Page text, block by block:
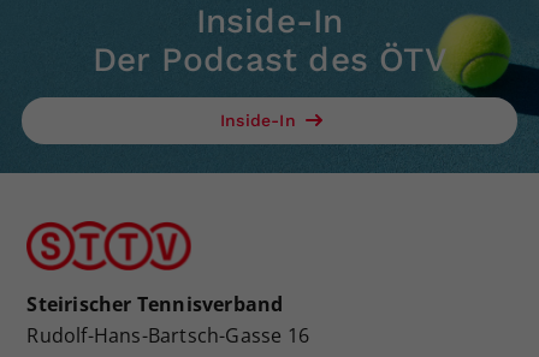
Inside-In
Der Podcast des ÖTV
Inside-In
Steirischer Tennisverband
Rudolf-Hans-Bartsch-Gasse 16